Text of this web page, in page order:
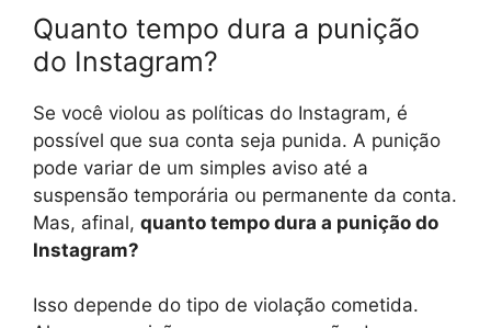
Quanto tempo dura a punição
do Instagram?
Se você violou as políticas do Instagram, é
possível que sua conta seja punida. A punição
pode variar de um simples aviso até a
suspensão temporária ou permanente da conta.
Mas, afinal, quanto tempo dura a punição do
Instagram?
Isso depende do tipo de violação cometida.